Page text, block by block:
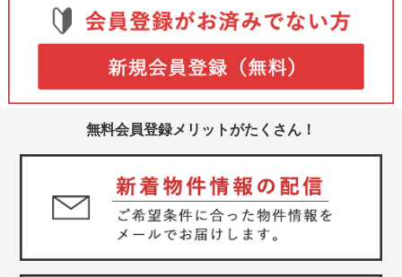
無料会員登録メリットがたくさん！